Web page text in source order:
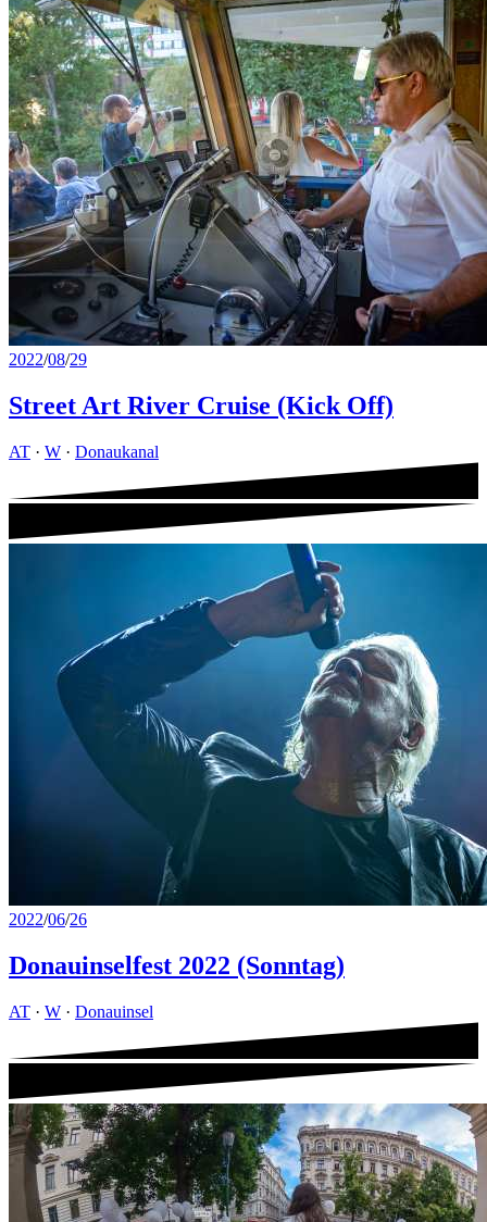
2022/08/29
Street Art River Cruise (Kick Off)
AT · W · Donaukanal
2022/06/26
Donauinselfest 2022 (Sonntag)
AT · W · Donauinsel